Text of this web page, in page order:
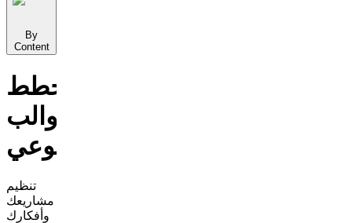
By
Content
مخطط
القوالب
الاسبوعي
تنظيم
مشاريعك
وأفكارك